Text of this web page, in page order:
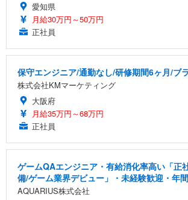
愛知県
月給30万円～50万円
正社員
保守エンジニア/通勤なし/研修期間6ヶ月/ブ
株式会社KMマーケティング
大阪府
月給35万円～68万円
正社員
ゲームQAエンジニア・有給消化率高い「正
備/ゲーム業界デビュー」・未経験歓迎・年
AQUARIUS株式会社